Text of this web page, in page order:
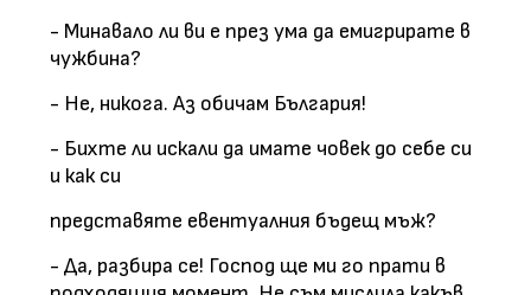
- Минавало ли ви е през ума да емигрирате в
чужбина?
- Не, никога. Аз обичам България!
- Бихте ли искали да имате човек до себе си
и как си
представяте евентуалния бъдещ мъж?
- Да, разбира се! Господ ще ми го прати в